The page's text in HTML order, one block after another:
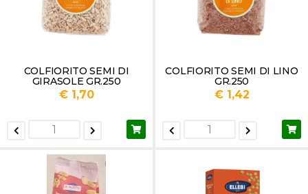
COLFIORITO SEMI DI
GIRASOLE GR.250
€ 1,70
COLFIORITO SEMI DI LINO
GR.250
€ 1,42